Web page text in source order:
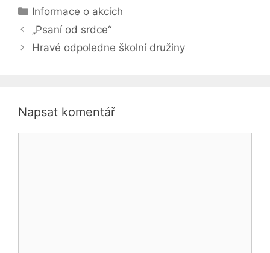
Rubriky
Informace o akcích
„Psaní od srdce“
Hravé odpoledne školní družiny
Napsat komentář